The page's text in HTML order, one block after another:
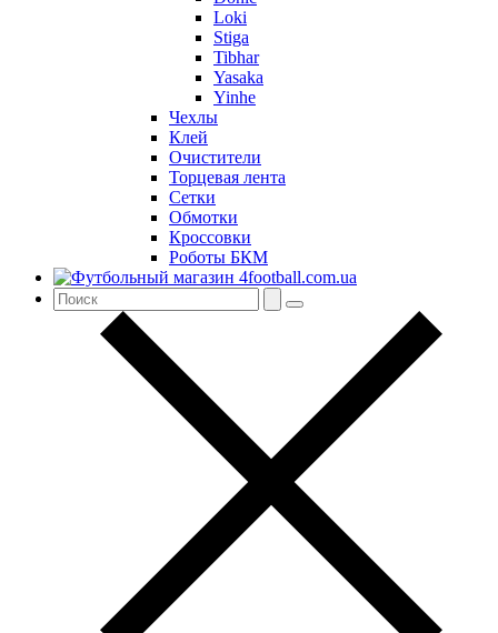
Loki
Stiga
Tibhar
Yasaka
Yinhe
Чехлы
Клей
Очистители
Торцевая лента
Сетки
Обмотки
Кроссовки
Роботы БКМ